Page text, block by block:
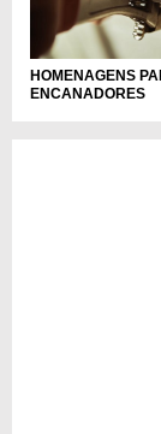
HOMENAGENS
ENCANADORES